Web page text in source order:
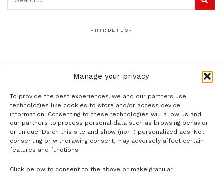
Manage your privacy
To provide the best experiences, we and our partners use
technologies like cookies to store and/or access device
information. Consenting to these technologies will allow us and
our partners to process personal data such as browsing behavior
or unique IDs on this site and show (non-) personalized ads. Not
consenting or withdrawing consent, may adversely affect certain
features and functions.
Click below to consent to the above or make granular
- H I R D E T É S -